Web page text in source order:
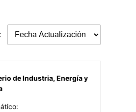
de Industria, Energía y